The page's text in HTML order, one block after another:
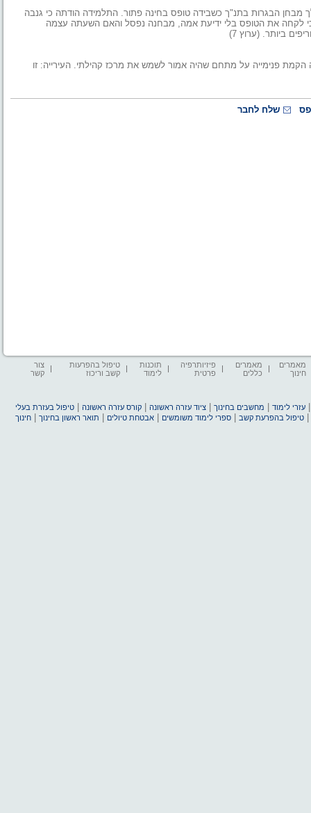
הבגרות בתנ"ך כשבידה טופס בחינה פתור. התלמידה הודתה כי גנבה
לקחה את הטופס בלי ידיעת אמה, מבחנה נפסל והאם השעתה עצמה
ביותר. (ערוץ 7)
הקמת פנימייה על מתחם שהיה אמור לשמש את מרכז קהילתי. העירייה: זו
שלח לחבר
מאמרים
חינוך
מאמרים
כללים
פיזיותרפיה
פרטית
תוכנות
לימוד
טיפול בהפרעות
קשב וריכוז
צור
קשר
עזרי לימוד מחשבים בחינוך |ציוד עזרה ראשונה |קורס עזרה ראשונה |טיפול בעזרת בעלי
|טיפול בהפרעת קשב |ספרי לימוד משומשים |אבטחת טיולים תואר ראשון בחינוך |חינוך